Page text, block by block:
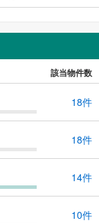
該当物件数
18件
18件
14件
10件